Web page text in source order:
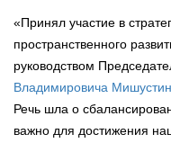
«Принял участие в
пространственного
руководством
Владимировича
Речь шла о
важно для достижения